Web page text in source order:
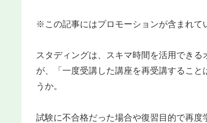
※この記事にはプロモーションが含まれて
スタディングは、スキマ時間を活用でき
が、「一度受講した講座を再受講するこ
うか。
試験に不合格だった場合や復習目的で再